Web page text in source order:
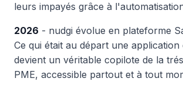
leurs impayés grâce à
2026 - nudgi évolue en plateforme
Ce qui était au départ une application
devient un véritable copilote de la
PME, accessible partout et à tout